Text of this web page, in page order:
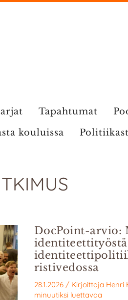
Tapahtumat
kouluissa
DocPoint-arvio:
identiteettityöstä
ristivedossa
28.1.2026 / Kirjoittaja Henri
minuutiksi luettavaa